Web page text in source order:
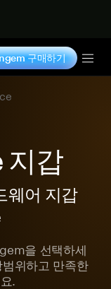
구매하기
지갑
웨어 지갑
을 선택하세
위하고 만족한
.